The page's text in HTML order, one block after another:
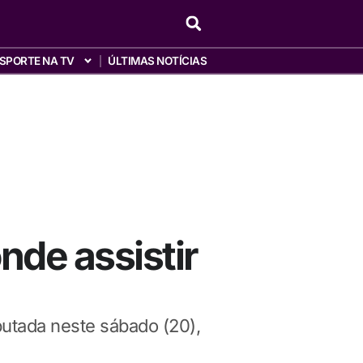
NA TV ÚLTIMAS NOTÍCIAS
assistir
neste sábado (20),